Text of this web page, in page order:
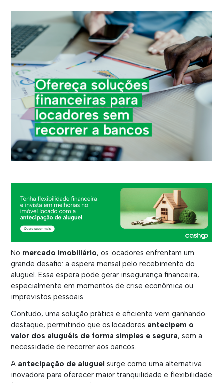
No mercado imobiliário, os locadores enfrentam um
grande desafio: a espera mensal pelo recebimento do
aluguel. Essa espera pode gerar insegurança financeira,
especialmente em momentos de crise econômica ou
imprevistos pessoais.
Contudo, uma solução prática e eficiente vem ganhando
destaque, permitindo que os locadores antecipem o
valor dos aluguéis de forma simples e segura, sem a
necessidade de recorrer aos bancos.
A antecipação de aluguel surge como uma alternativa
inovadora para oferecer maior tranquilidade e flexibilidade